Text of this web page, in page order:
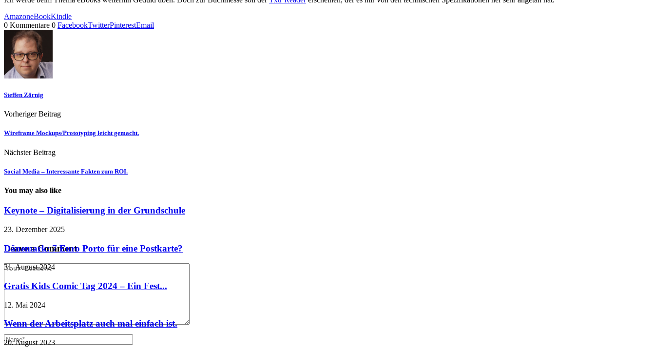
AmazoneBookKindle
0 Kommentare 0 FacebookTwitterPinterestEmail
Steffen Zörnig
Vorheriger Beitrag
Wireframe Mockups/Prototyping leicht gemacht.
Nächster Beitrag
Social Media – Interessante Fakten zum ROI.
You may also like
Keynote – Digitalisierung in der Grundschule
23. Dezember 2025
Dänemark: 7 Euro Porto für eine Postkarte?
31. August 2024
Gratis Kids Comic Tag 2024 – Ein Fest...
12. Mai 2024
Wenn der Arbeitsplatz auch mal einfach ist.
20. August 2023
Leave a Comment